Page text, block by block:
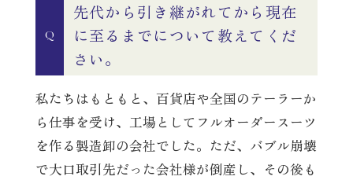
Q
先代から引き継がれてから現在
に至るまでについて教えてくだ
さい。
私たちはもともと、百貨店や全国のテーラーか
ら仕事を受け、工場としてフルオーダースーツ
を作る製造卸の会社でした。ただ、バブル崩壊
で大口取引先だった会社様が倒産し、その後も